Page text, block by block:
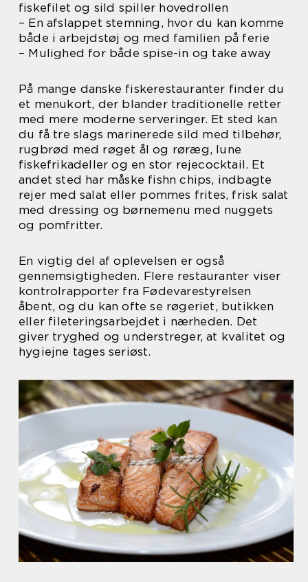
fiskefilet og sild spiller hovedrollen
– En afslappet stemning, hvor du kan komme
både i arbejdstøj og med familien på ferie
– Mulighed for både spise-in og take away
På mange danske fiskerestauranter finder du
et menukort, der blander traditionelle retter
med mere moderne serveringer. Et sted kan
du få tre slags marinerede sild med tilbehør,
rugbrød med røget ål og røræg, lune
fiskefrikadeller og en stor rejecocktail. Et
andet sted har måske fishn chips, indbagte
rejer med salat eller pommes frites, frisk salat
med dressing og børnemenu med nuggets
og pomfritter.
En vigtig del af oplevelsen er også
gennemsigtigheden. Flere restauranter viser
kontrolrapporter fra Fødevarestyrelsen
åbent, og du kan ofte se røgeriet, butikken
eller fileteringsarbejdet i nærheden. Det
giver tryghed og understreger, at kvalitet og
hygiejne tages seriøst.